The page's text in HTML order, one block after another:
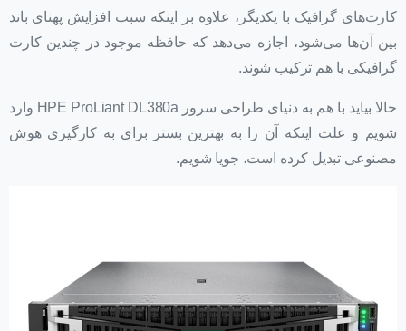
کارت‌های گرافیک با یکدیگر، علاوه بر اینکه سبب افزایش پهنای باند
بین آن‌ها می‌شود، اجازه می‌دهد که حافظه موجود در چندین کارت
گرافیکی با هم ترکیب شوند.
حالا بیاید با هم به دنیای طراحی سرور HPE ProLiant DL380a وارد
شویم و علت اینکه آن را به بهترین بستر برای به کارگیری هوش
مصنوعی تبدیل کرده است، جویا شویم.